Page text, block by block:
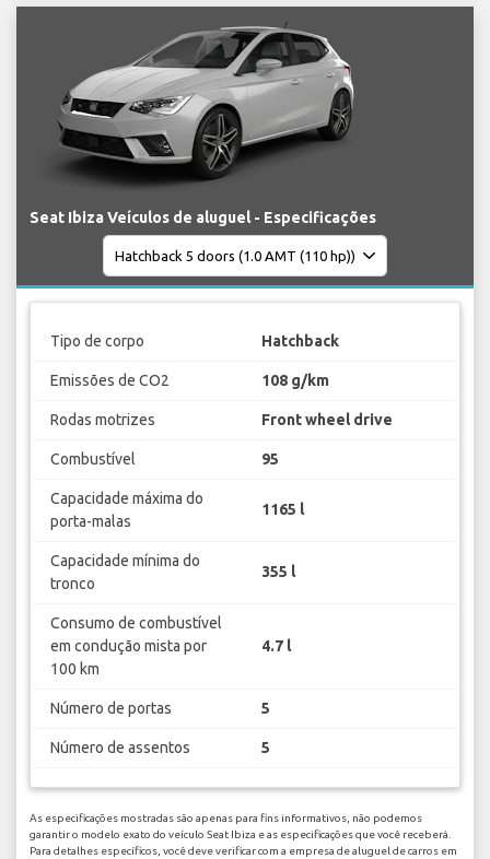
Seat Ibiza Veículos de aluguel - Especificações
Tipo de corpo Hatchback
Emissões de CO2 108 g/km
Rodas motrizes Front wheel drive
Combustível 95
Capacidade máxima do
porta-malas
1165 l
Capacidade mínima do
tronco
355 l
Consumo de combustível
em condução mista por
100 km
4.7 l
Número de portas 5
Número de assentos 5
As especificações mostradas são apenas para fins informativos, não podemos
garantir o modelo exato do veículo Seat Ibiza e as especificações que você receberá.
Para detalhes específicos, você deve verificar com a empresa de aluguel de carros em